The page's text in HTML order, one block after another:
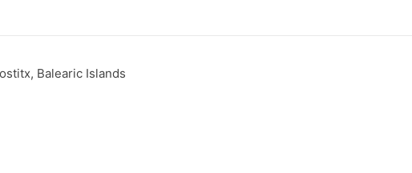
Balearic Islands